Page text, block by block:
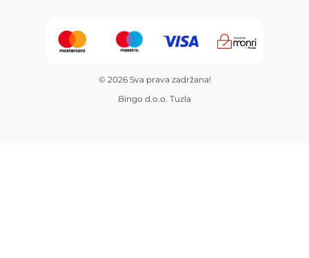
© 2026 Sva prava zadržana!
Bingo d.o.o. Tuzla